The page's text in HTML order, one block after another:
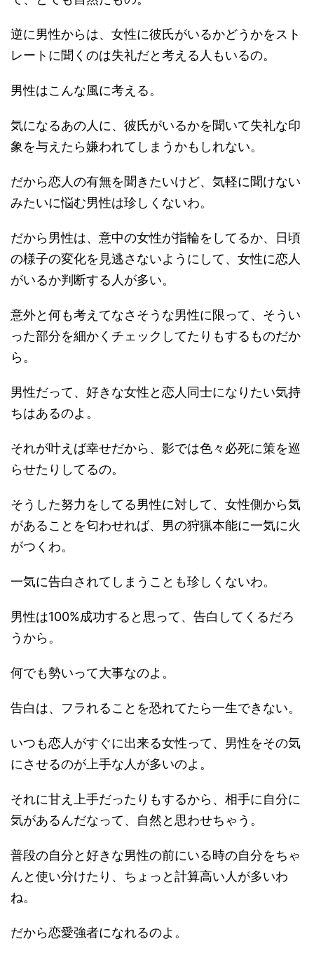
逆に男性からは、女性に彼氏がいるかどうかをスト
レートに聞くのは失礼だと考える人もいるの。
男性はこんな風に考える。
気になるあの人に、彼氏がいるかを聞いて失礼な印
象を与えたら嫌われてしまうかもしれない。
だから恋人の有無を聞きたいけど、気軽に聞けない
みたいに悩む男性は珍しくないわ。
だから男性は、意中の女性が指輪をしてるか、日頃
の様子の変化を見逃さないようにして、女性に恋人
がいるか判断する人が多い。
意外と何も考えてなさそうな男性に限って、そうい
った部分を細かくチェックしてたりもするものだか
ら。
男性だって、好きな女性と恋人同士になりたい気持
ちはあるのよ。
それが叶えば幸せだから、影では色々必死に策を巡
らせたりしてるの。
そうした努力をしてる男性に対して、女性側から気
があることを匂わせれば、男の狩猟本能に一気に火
がつくわ。
一気に告白されてしまうことも珍しくないわ。
男性は100%成功すると思って、告白してくるだろ
うから。
何でも勢いって大事なのよ。
告白は、フラれることを恐れてたら一生できない。
いつも恋人がすぐに出来る女性って、男性をその気
にさせるのが上手な人が多いのよ。
それに甘え上手だったりもするから、相手に自分に
気があるんだなって、自然と思わせちゃう。
普段の自分と好きな男性の前にいる時の自分をちゃ
んと使い分けたり、ちょっと計算高い人が多いわ
ね。
だから恋愛強者になれるのよ。